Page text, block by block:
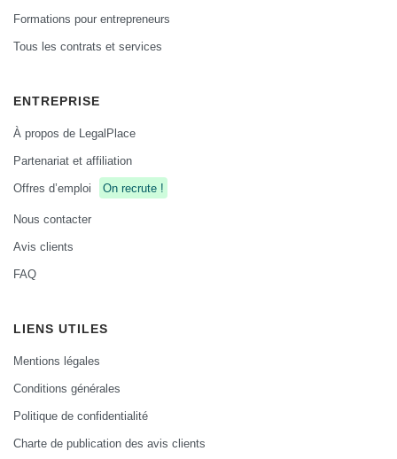
Formations pour entrepreneurs
Tous les contrats et services
ENTREPRISE
À propos de LegalPlace
Partenariat et affiliation
Offres d’emploi
On recrute !
Nous contacter
Avis clients
FAQ
LIENS UTILES
Mentions légales
Conditions générales
Politique de confidentialité
Charte de publication des avis clients